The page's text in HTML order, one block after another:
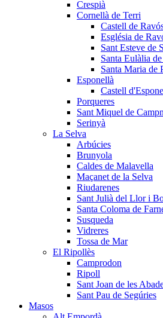
Crespià
Cornellà de Terri
Castell de
Església de
Sant Esteve de
Santa Eulàlia
Santa Maria de
Esponellà
Castell
Porqueres
Sant Miquel de
Serinyà
La Selva
Arbúcies
Brunyola
Caldes de Malavella
Maçanet de la Selva
Riudarenes
Sant Julià del Llor i
Santa Coloma de
Susqueda
Vidreres
Tossa de Mar
El Ripollès
Camprodon
Ripoll
Sant Joan de les
Sant Pau de Segúries
Masos